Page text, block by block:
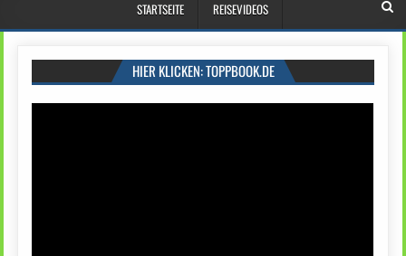
STARTSEITE REISEVIDEOS
HIER KLICKEN: TOPPBOOK.DE